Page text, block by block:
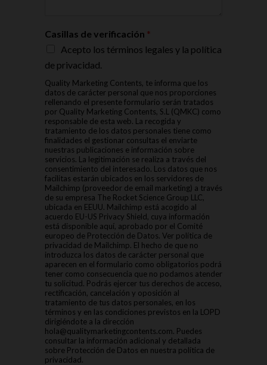
Casillas de verificación *
Acepto los términos legales y la política
de privacidad.
Quality Marketing Contents, te informa que los
datos de carácter personal que nos proporciones
rellenando el presente formulario serán tratados
por Quality Marketing Contents, S.L (QMKC) como
responsable de esta web. La recogida y
tratamiento de los datos personales tiene como
finalidades el gestionar consultas el enviarte
nuestras publicaciones e información sobre
servicios. La legitimación se realiza a través del
consentimiento del interesado. Los datos que nos
facilitas estarán ubicados en los servidores de
Mailchimp (proveedor de email marketing) a través
de su empresa The Rocket Science Group LLC,
ubicada en EEUU. Mailchimp está acogido al
acuerdo EU-US Privacy Shield, cuya información
está disponible aquí, aprobado por el Comité
europeo de Protección de Datos. Ver política de
privacidad de Mailchimp. El hecho de que no
introduzca los datos de carácter personal que
aparecen en el formulario como obligatorios podrá
tener como consecuencia que no podamos atender
tu solicitud. Podrás ejercer tus derechos de acceso,
rectificación, cancelación y oposición al
tratamiento de tus datos personales, en los
términos y en las condiciones previstos en la LOPD
dirigiéndote a la dirección
hola@qualitymarketingcontents.com. Puedes
consultar la información adicional y detallada
sobre Protección de Datos en nuestra política de
privacidad.